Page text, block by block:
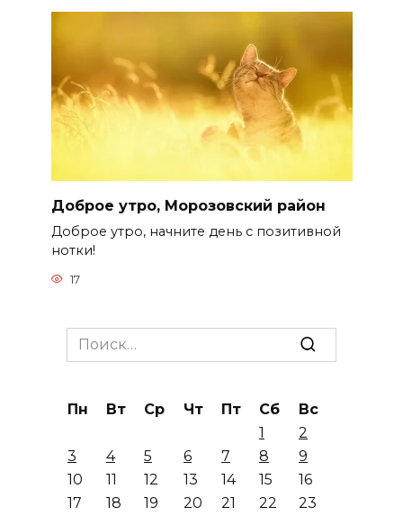
Доброе утро, Морозовский район
Доброе утро, начните день с позитивной
нотки!
17
Search
for:
Пн Вт Ср Чт Пт Сб
Вс
1
2
3
4 5 6 7 8
9
10
11 12 13 14 15
16
17
18 19 20 21 22
23